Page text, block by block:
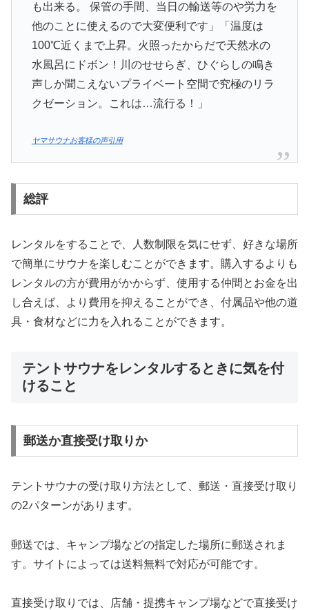
も出来る。 保管の手間、当日の輸送等のや労力を
他のことに使えるので大変便利です」「温度は
100℃近くまで上昇。火照ったからだで天然水の
水風呂にドボン！川のせせらぎ、ひぐらしの鳴き
声しか聞こえないプライベート空間で究極のリラ
クゼーション。これは…流行る！」
ヤマサウナお客様の声引用
総評
レンタルをすることで、人数制限を気にせず、好きな場所
で簡単にサウナを楽しむことができます。購入するよりも
レンタルの方が費用がかからず、使用する仲間とお金を出
し合えば、より費用を抑えることができ、付属品や他の道
具・食材などに力を入れることができます。
テントサウナをレンタルするときに気を付
けること
郵送か直接受け取りか
テントサウナの受け取り方法として、郵送・直接受け取り
の2パターンがあります。
郵送では、キャンプ場などの指定した場所に郵送されま
す。サイトによっては送料無料で対応が可能です。
直接受け取りでは、店舗・提携キャンプ場などで直接受け